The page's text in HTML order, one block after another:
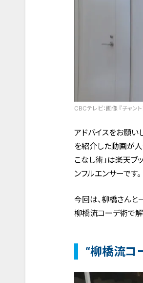
CBCテレビ：画像 『チャント
アドバイスをお願い
を紹介した動画が
こなし術」は楽天ブ
ンフルエンサーです。
今回は、柳橋さんと
柳橋流コーデ術で解
“柳橋流コ